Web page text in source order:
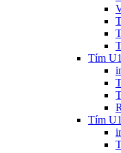
Tím
Tím